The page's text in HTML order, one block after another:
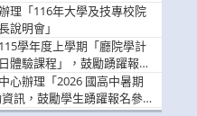
理「116年大學及技專校院
說明會」
學年度上學期「廳院學計
驗課程」，鼓勵踴躍報名
心辦理「2026 國高中暑期
訊，鼓勵學生踴躍報名參